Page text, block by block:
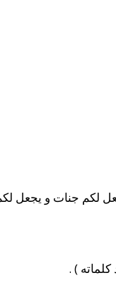
لكم جنات و يجعل
) .